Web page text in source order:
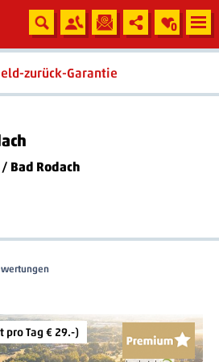
0
zurück-Garantie
/ Bad Rodach
pro Tag € 29.-)